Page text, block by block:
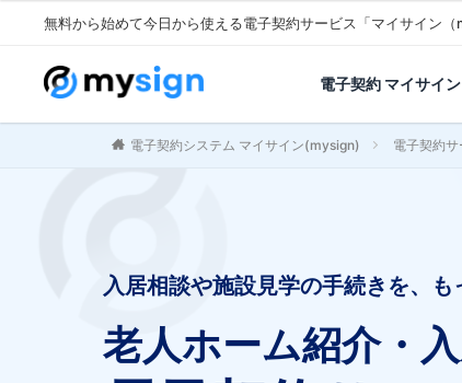
無料から始めて今日から使える電子契約サービス「マイサイン（
電子契約 マイサイン
電子契約システム マイサイン(mysign) 電子契約
入居相談や施設見学の手続きを、も
老人ホーム紹介・